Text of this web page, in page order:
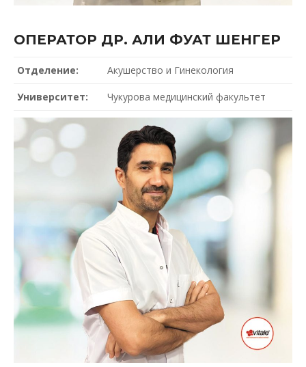
ОПЕРАТОР ДР. АЛИ ФУАТ ШЕНГЕР
Отделение: Акушерство и Гинекология
Университет: Чукурова медицинский факультет